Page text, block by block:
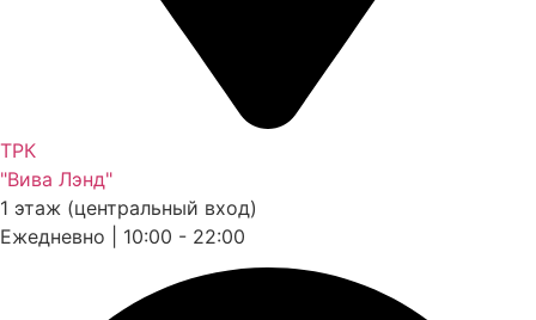
ТРК
"Вива Лэнд"
1 этаж (центральный вход)
Ежедневно | 10:00 - 22:00